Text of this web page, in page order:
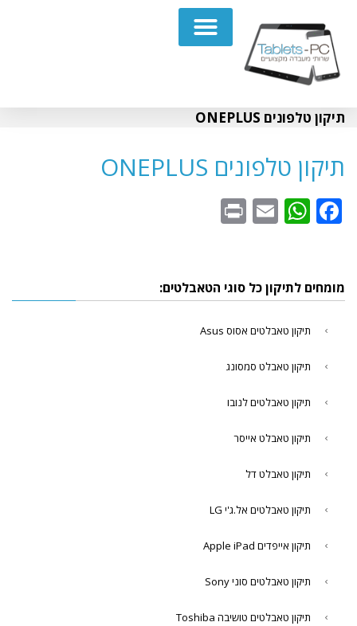
תיקון טלפונים ONEPLUS
תיקון טלפונים ONEPLUS
Facebook
WhatsApp
Email
מומחים לתיקון כל סוגי הטאבלטים:
תיקון טאבלטים אסוס Asus
תיקון טאבלט סמסונג
תיקון טאבלטים לנובו
תיקון טאבלט אייסר
תיקון טאבלט דל
תיקון טאבלטים אל.ג'י LG
תיקון אייפדים Apple iPad
תיקון טאבלטים סוני Sony
תיקון טאבלטים טושיבה Toshiba